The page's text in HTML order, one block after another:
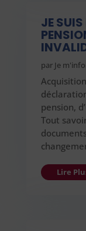
JE
par Je
pension,
Tout
Lire